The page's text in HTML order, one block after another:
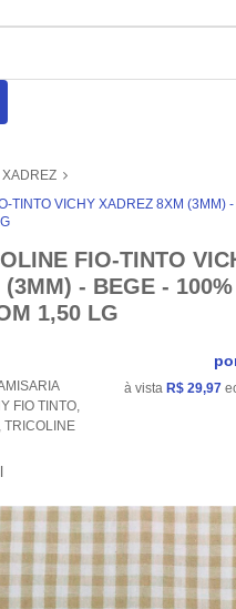
XADREZ
TINTO VICHY XADREZ 8XM (3MM)
FIO-TINTO
(3MM) - BEGE - 100%
1,50 LG
FIO TINTO,
, TRICOLINE
à vista R$ 29,97